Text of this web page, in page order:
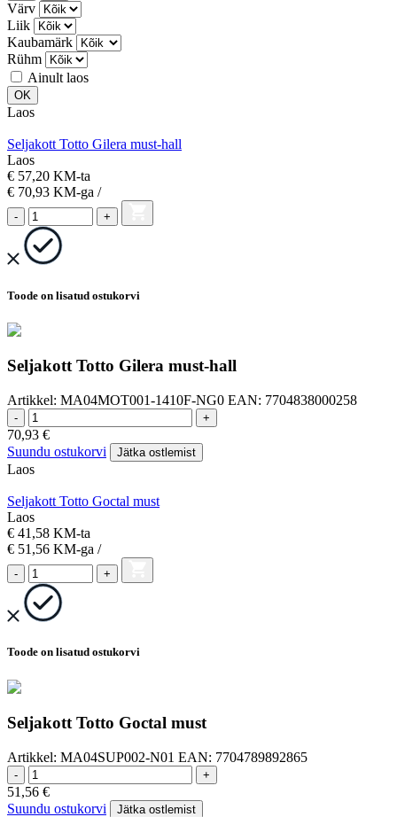
Värv
Liik
Kaubamärk
Rühm
Ainult laos
Laos
Seljakott Totto Gilera must-hall
Laos
€ 57,20 KM-ta
€ 70,93 KM-ga /
- +
Toode on lisatud ostukorvi
Seljakott Totto Gilera must-hall
Artikkel: MA04MOT001-1410F-NG0 EAN: 7704838000258
- +
70,93 €
Suundu ostukorvi
Jätka ostlemist
Laos
Seljakott Totto Goctal must
Laos
€ 41,58 KM-ta
€ 51,56 KM-ga /
- +
Toode on lisatud ostukorvi
Seljakott Totto Goctal must
Artikkel: MA04SUP002-N01 EAN: 7704789892865
- +
51,56 €
Suundu ostukorvi
Jätka ostlemist